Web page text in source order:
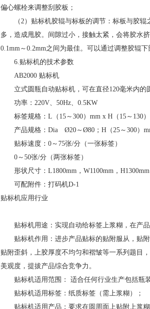
偏心螺栓来调整刮胶板；
（2）贴标机胶辊与标板的调节：标板与胶辊
多，造成甩胶。间隙过小，接触太紧，会将胶水
0.1mm～0.2mm之间为最佳。可以通过调整胶辊
6.贴标机的技术参数
AB2000 贴标机
立式圆瓶自动贴标机，可在直径120毫米内的
功率：220V、50Hz、0.5KW
标签规格：L（15～300）mm x H（15～130
产品规格：Dia Ø20～Ø80；H（25～300）
贴标速度：0～75张/分（一张标签）
0～50张/分（两张标签）
形状尺寸：L1800mm，W1100mm，H1300mm
可配附件：打码机D-1
贴标机应用行业
贴标机用途：实现自动给标签上浆糊，在产品
贴标机作用：进步产品贴标的贴附服从，贴附
贴附歪斜，上胶厚度不均匀和褶皱等一系列题目
美观度，提拔产品综合竞争力。
贴标机适用范围： 适合任何行业生产包括瓶装
贴标机适用标签：纸质标签（需上浆糊）；
贴标机适用产品：要求在圆周面上贴附上浆糊